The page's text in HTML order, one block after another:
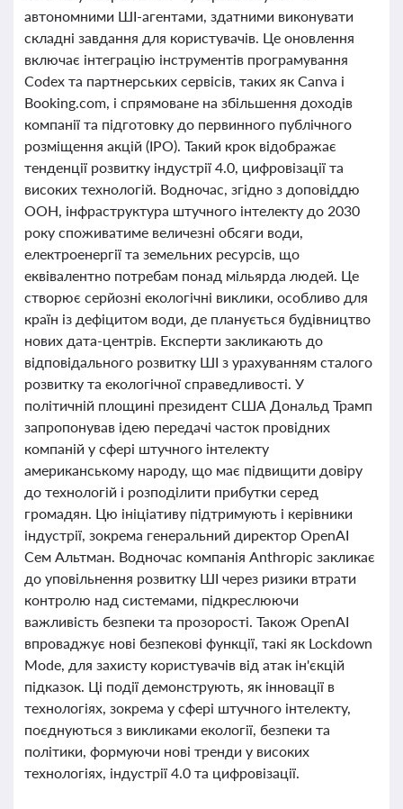
автономними ШІ-агентами, здатними виконувати
складні завдання для користувачів. Це оновлення
включає інтеграцію інструментів програмування
Codex та партнерських сервісів, таких як Canva і
Booking.com, і спрямоване на збільшення доходів
компанії та підготовку до первинного публічного
розміщення акцій (IPO). Такий крок відображає
тенденції розвитку індустрії 4.0, цифровізації та
високих технологій. Водночас, згідно з доповіддю
ООН, інфраструктура штучного інтелекту до 2030
року споживатиме величезні обсяги води,
електроенергії та земельних ресурсів, що
еквівалентно потребам понад мільярда людей. Це
створює серйозні екологічні виклики, особливо для
країн із дефіцитом води, де планується будівництво
нових дата-центрів. Експерти закликають до
відповідального розвитку ШІ з урахуванням сталого
розвитку та екологічної справедливості. У
політичній площині президент США Дональд Трамп
запропонував ідею передачі часток провідних
компаній у сфері штучного інтелекту
американському народу, що має підвищити довіру
до технологій і розподілити прибутки серед
громадян. Цю ініціативу підтримують і керівники
індустрії, зокрема генеральний директор OpenAI
Сем Альтман. Водночас компанія Anthropic закликає
до уповільнення розвитку ШІ через ризики втрати
контролю над системами, підкреслюючи
важливість безпеки та прозорості. Також OpenAI
впроваджує нові безпекові функції, такі як Lockdown
Mode, для захисту користувачів від атак ін'єкцій
підказок. Ці події демонструють, як інновації в
технологіях, зокрема у сфері штучного інтелекту,
поєднуються з викликами екології, безпеки та
політики, формуючи нові тренди у високих
технологіях, індустрії 4.0 та цифровізації.